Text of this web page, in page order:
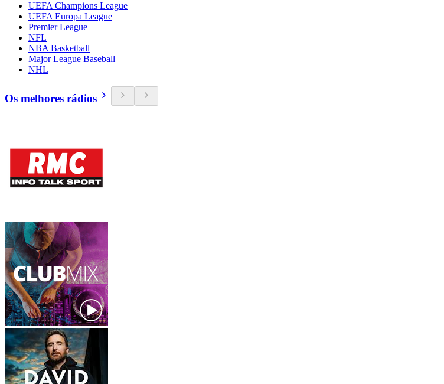
UEFA Champions League
UEFA Europa League
Premier League
NFL
NBA Basketball
Major League Baseball
NHL
Os melhores rádios